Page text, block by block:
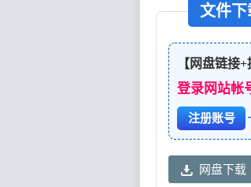
文件下
【网盘链接+
登录网站帐
注册账号
网盘下载